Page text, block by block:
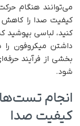
می‌توانند هنگام
کیفیت صدا را
کنید، لباسی بپوشید
داشتن میکروفون را
بخشی از فرآیند
شود.
انجام
کیفیت صدا